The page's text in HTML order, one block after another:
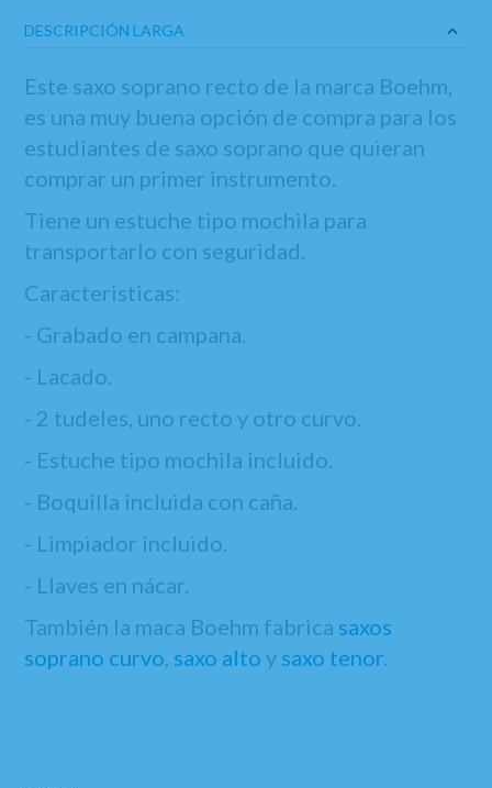
DESCRIPCIÓN LARGA
Este saxo soprano recto de la marca Boehm,
es una muy buena opción de compra para los
estudiantes de saxo soprano que quieran
comprar un primer instrumento.
Tiene un estuche tipo mochila para
transportarlo con seguridad.
Caracteristicas:
- Grabado en campana.
- Lacado.
- 2 tudeles, uno recto y otro curvo.
- Estuche tipo mochila incluido.
- Boquilla incluida con caña.
- Limpiador incluido.
- Llaves en nácar.
También la maca Boehm fabrica saxos
soprano curvo, saxo alto y saxo tenor.